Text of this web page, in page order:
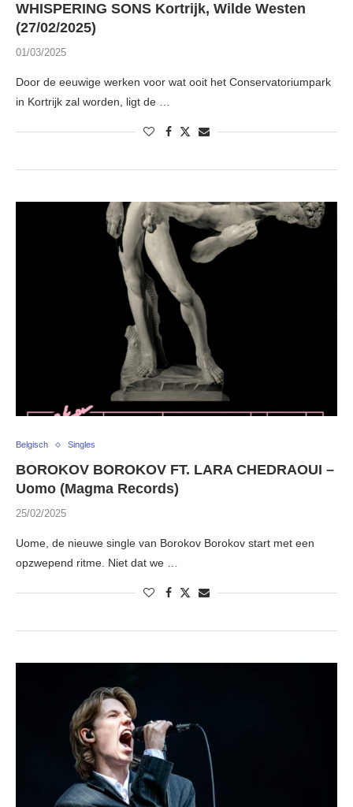
WHISPERING SONS Kortrijk, Wilde Westen
(27/02/2025)
01/03/2025
Door de eeuwige werken voor wat ooit het Conservatoriumpark
in Kortrijk zal worden, ligt de …
Belgisch Singles
BOROKOV BOROKOV FT. LARA CHEDRAOUI –
Uomo (Magma Records)
25/02/2025
Uome, de nieuwe single van Borokov Borokov start met een
opzwepend ritme. Niet dat we …